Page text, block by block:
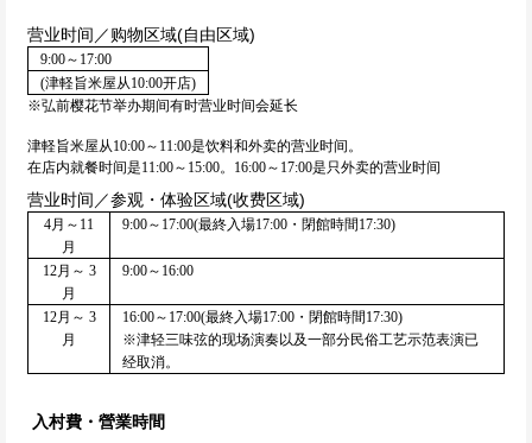
营业时间／购物区域(自由区域)
9:00～17:00
(津軽旨米屋从10:00开店)
※弘前樱花节举办期间有时营业时间会延长
津軽旨米屋从10:00～11:00是饮料和外卖的营业时间。
在店内就餐时间是11:00～15:00。16:00～17:00是只外卖的营业时间
营业时间／参观・体验区域(收费区域)
4月～11
月
9:00～17:00(最終入場17:00・閉館時間17:30)
12月～ 3
月
9:00～16:00
12月～ 3
月
16:00～17:00(最終入場17:00・閉館時間17:30)
※津轻三味弦的现场演奏以及一部分民俗工艺示范表演已
经取消。
入村費・營業時間